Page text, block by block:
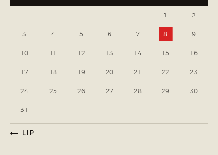
1 2
3 4 5 6 7 8 9
10 11 12 13 14 15 16
17 18 19 20 21 22 23
24 25 26 27 28 29 30
31
« LIP